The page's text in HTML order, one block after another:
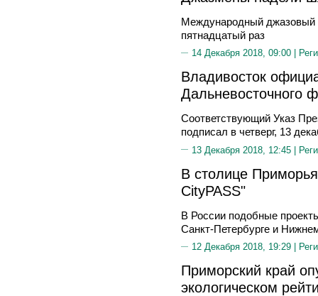
Международный джазовый
пятнадцатый раз
14 Декабря 2018, 09:00 |
Владивосток
Дальневосточного
Соответствующий Указ
подписал в четверг, 13
13 Декабря 2018, 12:45 |
В столице
CityPASS"
В России подобные
Санкт-Петербурге и
12 Декабря 2018, 19:29 |
Приморский край
экологическом